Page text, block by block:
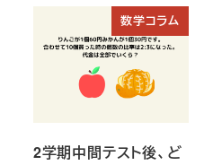
数学コラム
2学期中間テスト後、ど